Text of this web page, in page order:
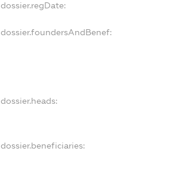
dossier.regDate:
dossier.foundersAndBenef:
dossier.heads:
dossier.beneficiaries: